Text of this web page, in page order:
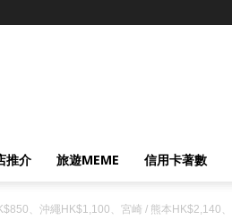
推介 旅遊MEME 信用卡著數
、沖繩HK$1,100、宮崎 / 熊本HK$2,140